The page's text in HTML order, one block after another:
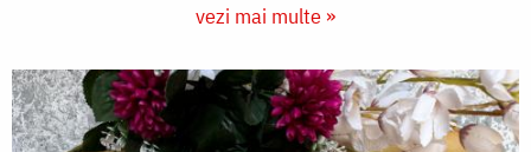
vezi mai multe »